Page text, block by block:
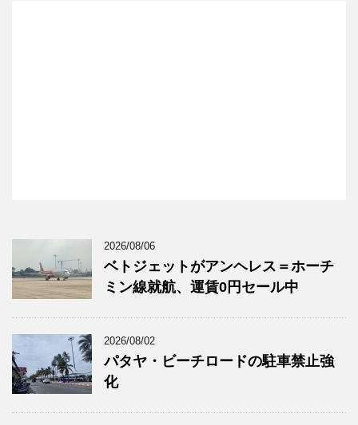
2026/08/06
ベトジェットがアンヘレス＝ホーチ
ミン線就航、運賃0円セール中
2026/08/02
パタヤ・ビーチロードの駐車禁止強
化